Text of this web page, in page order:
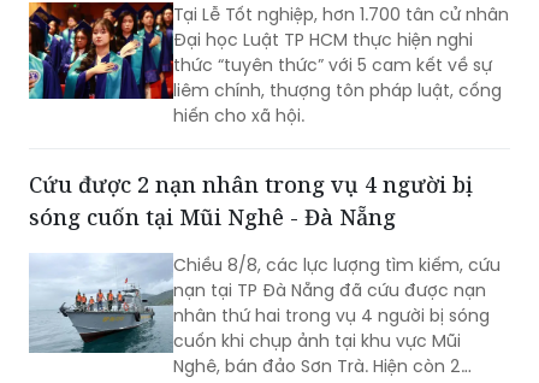
Tại Lễ Tốt nghiệp, hơn 1.700 tân cử nhân
Đại học Luật TP HCM thực hiện nghi
thức “tuyên thức” với 5 cam kết về sự
liêm chính, thượng tôn pháp luật, cống
hiến cho xã hội.
Cứu được 2 nạn nhân trong vụ 4 người bị
sóng cuốn tại Mũi Nghê - Đà Nẵng
Chiều 8/8, các lực lượng tìm kiếm, cứu
nạn tại TP Đà Nẵng đã cứu được nạn
nhân thứ hai trong vụ 4 người bị sóng
cuốn khi chụp ảnh tại khu vực Mũi
Nghê, bán đảo Sơn Trà. Hiện còn 2